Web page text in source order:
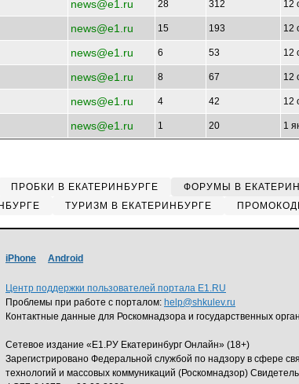
news@e1.ru 28 312 12
news@e1.ru 15 193 12
news@e1.ru 6 53 12
news@e1.ru 8 67 12
news@e1.ru 4 42 12
news@e1.ru 1 20 1
ПРОБКИ В ЕКАТЕРИНБУРГЕ ФОРУМЫ В
ТУРИЗМ В ЕКАТЕРИНБУРГЕ
iPhone Android
Центр поддержки пользователей портала E1.RU
Проблемы при работе с порталом: help@shkulev.ru
Контактные данные для Роскомнадзора и государственных
Сетевое издание «Е1.РУ Екатеринбург Онлайн» (18+)
Зарегистрировано Федеральной службой по надзору в сфере
технологий и массовых коммуникаций (Роскомнадзор)